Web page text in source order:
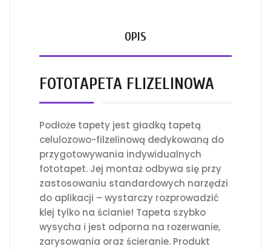
OPIS
FOTOTAPETA FLIZELINOWA
Podłoże tapety jest gładką tapetą
celulozowo-filzelinową dedykowaną do
przygotowywania indywidualnych
fototapet. Jej montaż odbywa się przy
zastosowaniu standardowych narzędzi
do aplikacji – wystarczy rozprowadzić
klej tylko na ścianie! Tapeta szybko
wysycha i jest odporna na rozerwanie,
zarysowania oraz ścieranie. Produkt